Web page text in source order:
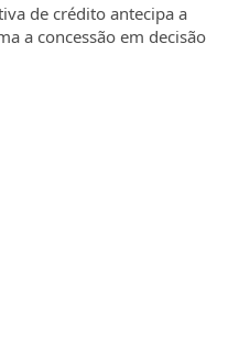
de crédito antecipa a
a concessão em decisão